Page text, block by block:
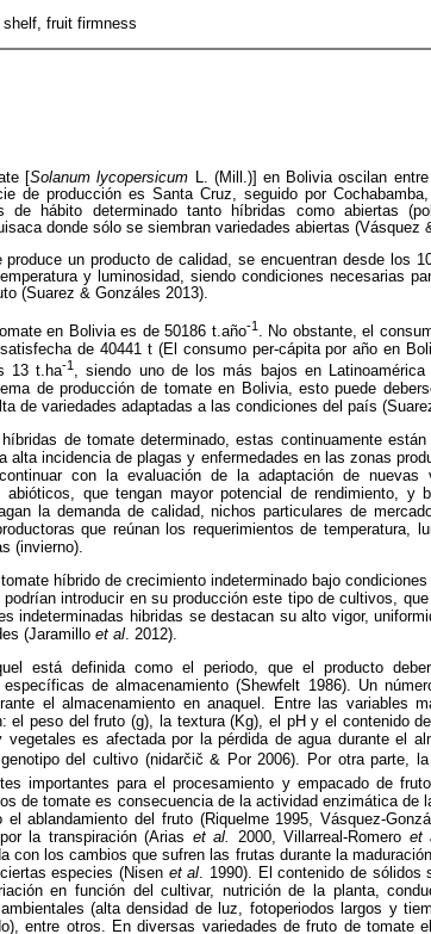
fruit firmness
[Solanum lycopersicum L. (Mill.)] en Bolivia oscilan
de producción es Santa Cruz, seguido por
de hábito determinado tanto híbridas como abiertas
donde sólo se siembran variedades abiertas (Vásquez
un producto de calidad, se encuentran desde los
y luminosidad, siendo condiciones necesarias
(Suarez & Gonzáles 2013).
en Bolivia es de 50186 t.año-1. No obstante, el
de 40441 t (El consumo per-cápita por año en
13 t.ha-1 ,siendo uno de los más bajos en
de producción de tomate en Bolivia, esto puede
de variedades adaptadas a las condiciones del país
de tomate determinado, estas continuamente
alta incidencia de plagas y enfermedades en las zonas
con la evaluación de la adaptación de nuevas
que tengan mayor potencial de rendimiento, y
la demanda de calidad, nichos particulares de
que reúnan los requerimientos de temperatura,
(invierno).
híbrido de crecimiento indeterminado bajo
introducir en su producción este tipo de cultivos,
indeterminadas hibridas se destacan su alto vigor,
(Jaramillo et al. 2012).
está definida como el periodo, que el producto
específicas de almacenamiento (Shewfelt 1986). Un
el almacenamiento en anaquel. Entre las variables
el peso del fruto (g), la textura (Kg), el pH y el contenido
es afectada por la pérdida de agua durante el
del cultivo (nidarčič & Por 2006). Por otra parte,
importantes para el procesamiento y empacado de
de tomate es consecuencia de la actividad enzimática de
el ablandamiento del fruto (Riquelme 1995, Vásquez-
la transpiración (Arias et al. 2000, Villarreal-Romero et
con los cambios que sufren las frutas durante la
especies (Nisen et al. 1990). El contenido de sólidos
en función del cultivar, nutrición de la planta,
(alta densidad de luz, fotoperiodos largos y
entre otros. En diversas variedades de fruto de tomate